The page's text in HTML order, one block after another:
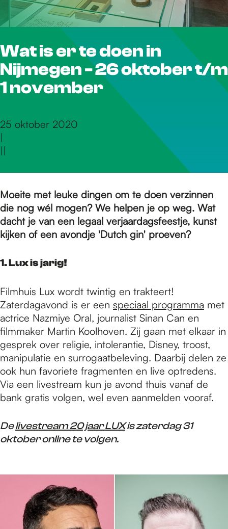
r
d
e
o
m
e
a
g
e
Wat is er te doen in
Nijmegen - 26 oktober t/m
1 november
25 oktober 2020
|
||
Moeite met leuke dingen om te doen verzinnen
die nog wél mogen? We helpen je op weg. Wat
dacht je van een legaal verjaardagsfeestje, kunst
kijken of een avondje 'Dutch gin' proeven?
1. Lux is jarig!
Filmhuis Lux wordt twintig en trakteert!
Zaterdagavond is er een speciaal programma met
actrice Nazmiye Oral, journalist Sinan Can en
filmmaker Martin Koolhoven. Zij gaan met elkaar in
gesprek over religie, intolerantie, Disney, troost,
manipulatie en surrogaatbeleving. Daarbij delen ze
ook hun favoriete fragmenten en live optredens.
Via een livestream kun je avond thuis vanaf de
bank gratis volgen, wel even aanmelden vooraf.
Delivestream 20 jaar LUXis zaterdag 31
oktober online te volgen.